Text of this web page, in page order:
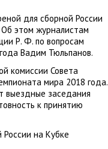
для сборной России
этом журналистам
Р. Ф. по вопросам
Вадим Тюльпанов.
комиссии Совета
мира 2018 года.
выездные заседания
к принятию
на Кубке